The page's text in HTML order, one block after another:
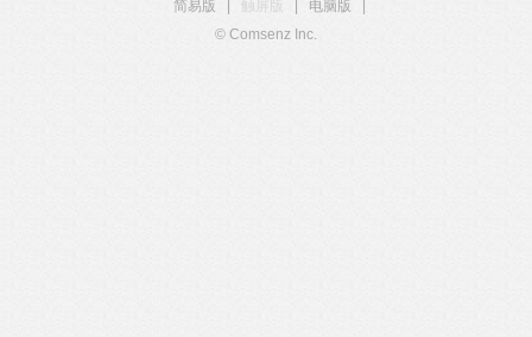
简易版
触屏版 电脑版
© Comsenz Inc.